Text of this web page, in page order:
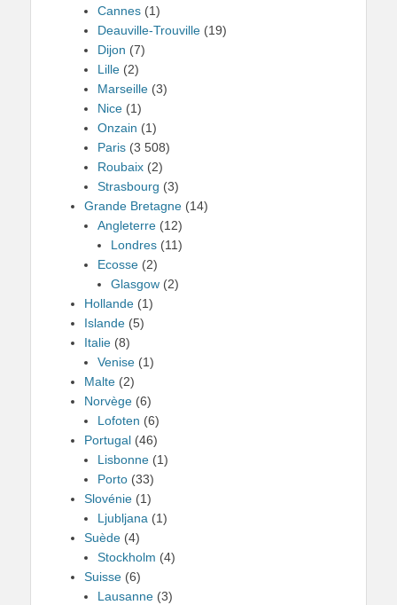
Cannes (1)
Deauville-Trouville (19)
Dijon (7)
Lille (2)
Marseille (3)
Nice (1)
Onzain (1)
Paris (3 508)
Roubaix (2)
Strasbourg (3)
Grande Bretagne (14)
Angleterre (12)
Londres (11)
Ecosse (2)
Glasgow (2)
Hollande (1)
Islande (5)
Italie (8)
Venise (1)
Malte (2)
Norvège (6)
Lofoten (6)
Portugal (46)
Lisbonne (1)
Porto (33)
Slovénie (1)
Ljubljana (1)
Suède (4)
Stockholm (4)
Suisse (6)
Lausanne (3)